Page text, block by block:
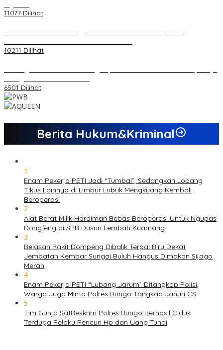
11077 Dilihat
10211 Dilihat
6501 Dilihat
Berita Hukum&Kriminal
1
Enam Pekerja PETI Jadi “Tumbal”, Sedangkan Lobang
Tikus Lainnya di Limbur Lubuk Mengkuang Kembali
Beroperasi
2
Alat Berat Milik Hardiman Bebas Beroperasi Untuk Ngupas
Dongfeng di SPB Dusun Lembah Kuamang
3
Belasan Rakit Dompeng Dibalik Terpal Biru Dekat
Jembatan Kembar Sungai Buluh Hangus Dimakan Sijago
Merah
4
Enam Pekerja PETI “Lubang Jarum” Ditangkap Polisi,
Warga Juga Minta Polres Bungo Tangkap Januri CS
5
Tim Gunjo SatReskrim Polres Bungo Berhasil Ciduk
Terduga Pelaku Pencuri Hp dan Uang Tunai